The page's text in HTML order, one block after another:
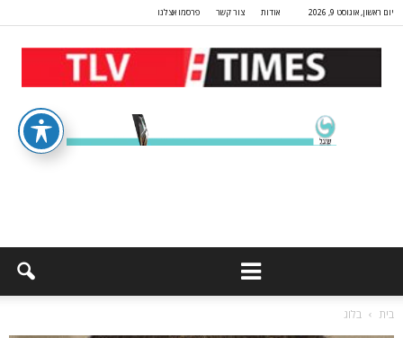
יום ראשון, אוגוסט 9, 2026 אודות צור קשר פרסמו אצלנו
בית בלוג